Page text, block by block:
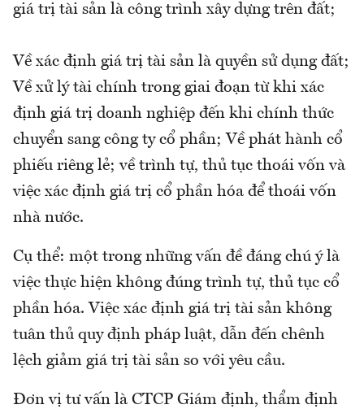
giá trị tài sản là công trình xây dựng trên đất;
Về xác định giá trị tài sản là quyền sử dụng đất;
Về xử lý tài chính trong giai đoạn từ khi xác
định giá trị doanh nghiệp đến khi chính thức
chuyển sang công ty cổ phần; Về phát hành cổ
phiếu riêng lẻ; về trình tự, thủ tục thoái vốn và
việc xác định giá trị cổ phần hóa để thoái vốn
nhà nước.
Cụ thể: một trong những vấn đề đáng chú ý là
việc thực hiện không đúng trình tự, thủ tục cổ
phần hóa. Việc xác định giá trị tài sản không
tuân thủ quy định pháp luật, dẫn đến chênh
lệch giảm giá trị tài sản so với yêu cầu.
Đơn vị tư vấn là CTCP Giám định, thẩm định